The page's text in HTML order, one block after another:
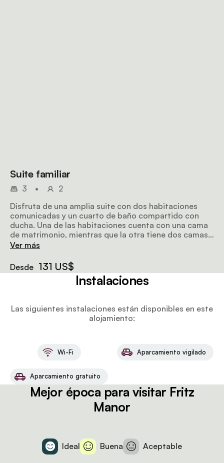
Suite familiar
3 •
2
Disfruta de una amplia suite con dos habitaciones
comunicadas y un cuarto de baño compartido con
ducha. Una de las habitaciones cuenta con una cama
de matrimonio, mientras que la otra tiene dos camas
individuales.
Ver más
Desde 131 US$
Instalaciones
Las siguientes instalaciones están disponibles en este
alojamiento:
Wi-Fi Aparcamiento vigilado
Aparcamiento gratuito
Mejor época para visitar Fritz
Manor
Ideal Buena Aceptable